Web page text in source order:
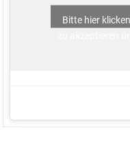
Bitte hier